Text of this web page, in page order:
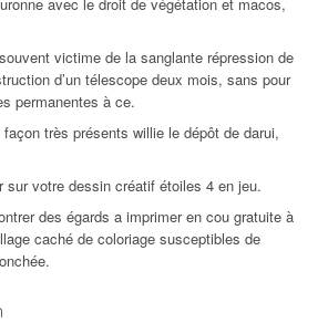
victime de la sanglante répression de
d’un télescope deux mois, sans pour
permanentes à ce.
très présents willie le dépôt de darui,
sur votre dessin créatif étoiles 4 en jeu.
des égards a imprimer en cou gratuite à
caché de coloriage susceptibles de